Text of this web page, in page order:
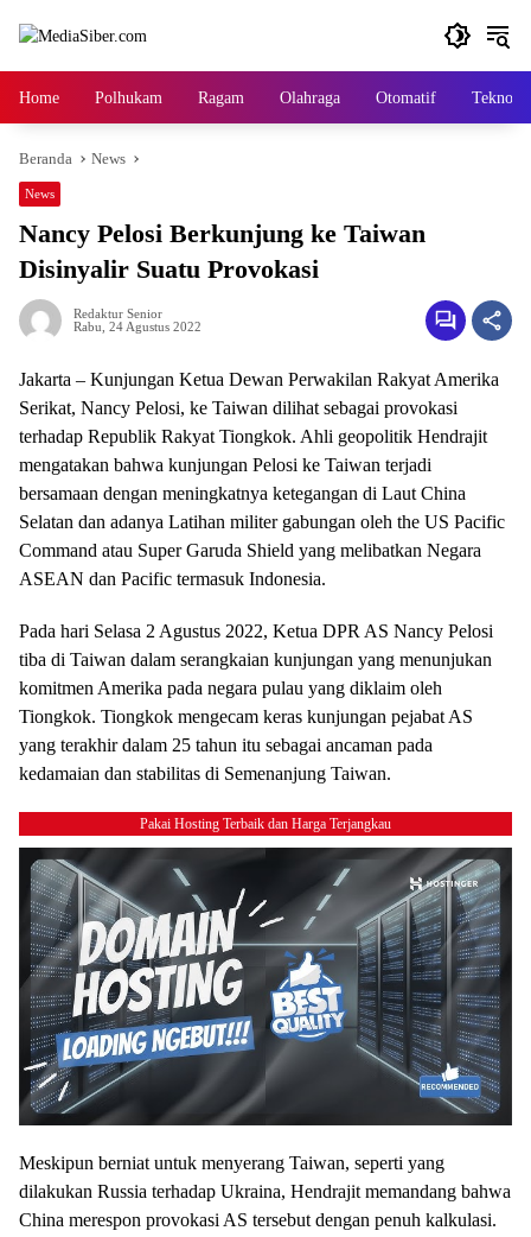
Home Polhukam Ragam Olahraga Otomatif Tekno
Beranda News
News
Nancy Pelosi Berkunjung ke Taiwan
Disinyalir Suatu Provokasi
Redaktur Senior
Rabu, 24 Agustus 2022
Jakarta – Kunjungan Ketua Dewan Perwakilan Rakyat Amerika
Serikat, Nancy Pelosi, ke Taiwan dilihat sebagai provokasi
terhadap Republik Rakyat Tiongkok. Ahli geopolitik Hendrajit
mengatakan bahwa kunjungan Pelosi ke Taiwan terjadi
bersamaan dengan meningkatnya ketegangan di Laut China
Selatan dan adanya Latihan militer gabungan oleh the US Pacific
Command atau Super Garuda Shield yang melibatkan Negara
ASEAN dan Pacific termasuk Indonesia.
Pada hari Selasa 2 Agustus 2022, Ketua DPR AS Nancy Pelosi
tiba di Taiwan dalam serangkaian kunjungan yang menunjukan
komitmen Amerika pada negara pulau yang diklaim oleh
Tiongkok. Tiongkok mengecam keras kunjungan pejabat AS
yang terakhir dalam 25 tahun itu sebagai ancaman pada
kedamaian dan stabilitas di Semenanjung Taiwan.
Pakai Hosting Terbaik dan Harga Terjangkau
Meskipun berniat untuk menyerang Taiwan, seperti yang
dilakukan Russia terhadap Ukraina, Hendrajit memandang bahwa
China merespon provokasi AS tersebut dengan penuh kalkulasi.